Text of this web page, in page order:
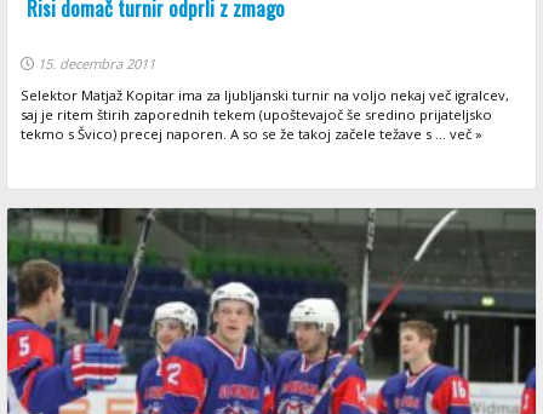
Risi domač turnir odprli z zmago
15. decembra 2011
Selektor Matjaž Kopitar ima za ljubljanski turnir na voljo nekaj več igralcev,
saj je ritem štirih zaporednih tekem (upoštevajoč še sredino prijateljsko
tekmo s Švico) precej naporen. A so se že takoj začele težave s ... več »